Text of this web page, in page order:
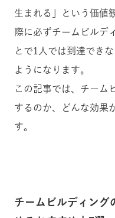
生まれる」という価値
際に必ずチームビルデ
とで1人では到達でき
ようになります。
この記事では、チーム
するのか、どんな効果
す。
チームビルディング